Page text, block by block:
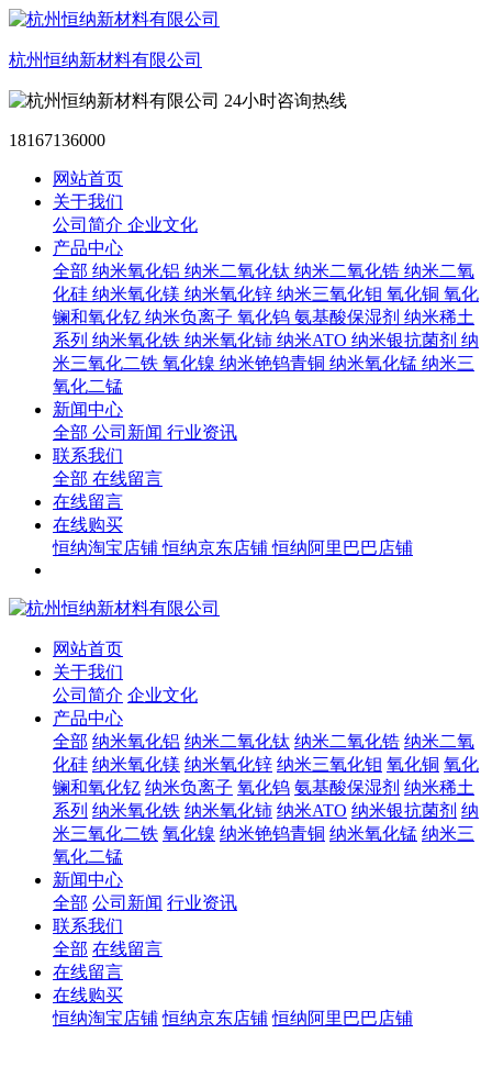
杭州恒纳新材料有限公司
24小时咨询热线
18167136000
网站首页
关于我们
公司简介 企业文化
产品中心
全部 纳米氧化铝 纳米二氧化钛 纳米二氧化锆 纳米二氧
化硅 纳米氧化镁 纳米氧化锌 纳米三氧化钼 氧化铜 氧化
镧和氧化钇 纳米负离子 氧化钨 氨基酸保湿剂 纳米稀土
系列 纳米氧化铁 纳米氧化铈 纳米ATO 纳米银抗菌剂 纳
米三氧化二铁 氧化镍 纳米铯钨青铜 纳米氧化锰 纳米三
氧化二锰
新闻中心
全部 公司新闻 行业资讯
联系我们
全部 在线留言
在线留言
在线购买
恒纳淘宝店铺 恒纳京东店铺 恒纳阿里巴巴店铺
网站首页
关于我们
公司简介 企业文化
产品中心
全部 纳米氧化铝 纳米二氧化钛 纳米二氧化锆 纳米二氧
化硅 纳米氧化镁 纳米氧化锌 纳米三氧化钼 氧化铜 氧化
镧和氧化钇 纳米负离子 氧化钨 氨基酸保湿剂 纳米稀土
系列 纳米氧化铁 纳米氧化铈 纳米ATO 纳米银抗菌剂 纳
米三氧化二铁 氧化镍 纳米铯钨青铜 纳米氧化锰 纳米三
氧化二锰
新闻中心
全部 公司新闻 行业资讯
联系我们
全部 在线留言
在线留言
在线购买
恒纳淘宝店铺 恒纳京东店铺 恒纳阿里巴巴店铺